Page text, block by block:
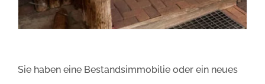
Sie haben eine Bestandsimmobilie oder ein neues